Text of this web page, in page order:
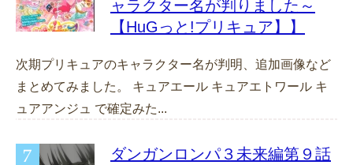
ャラクター名が判りました～
【HuGっと!プリキュア】】
次期プリキュアのキャラクター名が判明、追加画像など
まとめてみました。 キュアエール キュアエトワール キ
ュアアンジュ で確定みた...
ダンガンロンパ３未来編第９話